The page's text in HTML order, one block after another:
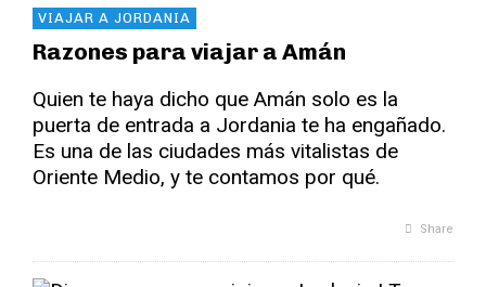
VIAJAR A JORDANIA
Razones para viajar a Amán
Quien te haya dicho que Amán solo es la
puerta de entrada a Jordania te ha engañado.
Es una de las ciudades más vitalistas de
Oriente Medio, y te contamos por qué.
Share